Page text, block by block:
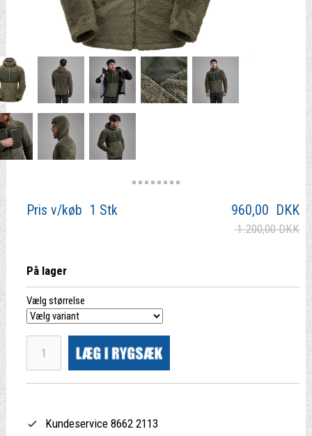
Pris v/køb 1 Stk 960,00 DKK
1.200,00 DKK
På lager
Vælg størrelse
Kundeservice 8662 2113